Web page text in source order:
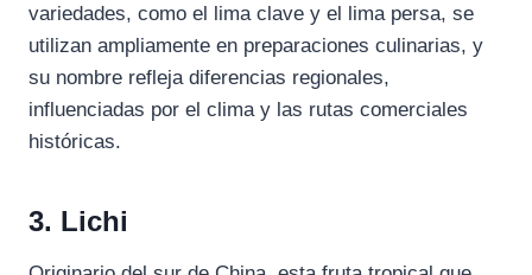
variedades, como el lima clave y el lima persa, se
utilizan ampliamente en preparaciones culinarias, y
su nombre refleja diferencias regionales,
influenciadas por el clima y las rutas comerciales
históricas.
3. Lichi